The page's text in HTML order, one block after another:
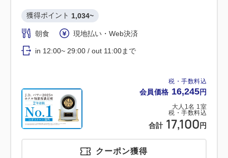
税・手数料込
会員価格 16,245円
大人 1 名 1 室
税・手数料込
合計 17,100 円
獲得ポイント 1,034~
朝食 現地払い・Web決済
in 12:00~ 29:00 / out 11:00まで
クーポン獲得